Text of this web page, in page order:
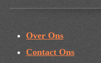
Over Ons
Contact Ons